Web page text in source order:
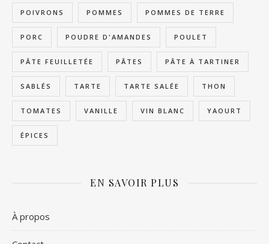
POIVRONS POMMES POMMES DE TERRE
PORC POUDRE D'AMANDES POULET
PÂTE FEUILLETÉE PÂTES PÂTE À TARTINER
SABLÉS TARTE TARTE SALÉE THON
TOMATES VANILLE VIN BLANC YAOURT
ÉPICES
EN SAVOIR PLUS
À propos